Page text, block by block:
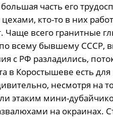
часть его
кто-то в них
Чаще всего гранитные
всему бывшему СССР,
с РФ разладились,
в Коростышеве есть для
несмотря на
этаким мини-
на окраинах.